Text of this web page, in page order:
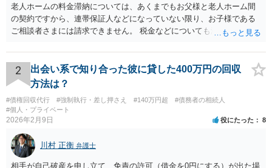
老人ホームの料金滞納については、あくまでもお父様と老人ホーム間
の契約ですから、連帯保証人などになっていない限り、お子様である
ご相談者さまには請求できません。 税金などについても滞納している
護受給の際に扶養できないかという連絡が役所から来ますが、できな
い旨回答すればそれまでです。 相続が開始した場合については先述の
通りです。 民法上の扶養義務はご相談者さまがお考えのほど強いもの
ではありません。 あくまでも、余力の範囲で認められるものです。 親
の介護は子供がみるという民法の条文はありません。 また、親に対す
る扶養義務は配偶者や子に対する扶養義務に比べて弱いものです。 生
養義務の順位を下げる一つの理由になります。
2
出会い系で知り合った彼に貸した400万円の回収
方法は？
#債権回収代行 #強制執行・差し押さえ #140万円超
#債務者の相続人
#個人・プライベート
2026年2月9日 役にたった 8
川村 正衡 弁護士
相手が自己破産を申し立て、免責の許可（借金を0円にする）が出た場